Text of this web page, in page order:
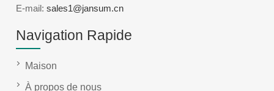
E-mail:sales1@jansum.cn
Navigation Rapide
Maison
À propos de nous